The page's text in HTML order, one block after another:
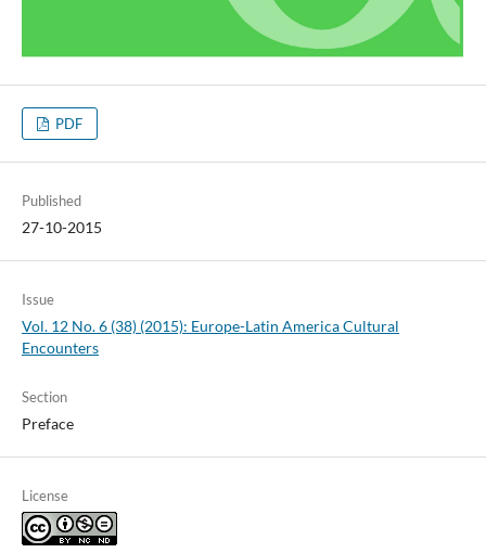
PDF
Published
27-10-2015
Issue
Vol. 12 No. 6 (38) (2015): Europe-Latin America Cultural
Encounters
Section
Preface
License